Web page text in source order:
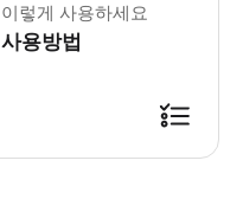
이렇게 사용하세요
사용방법